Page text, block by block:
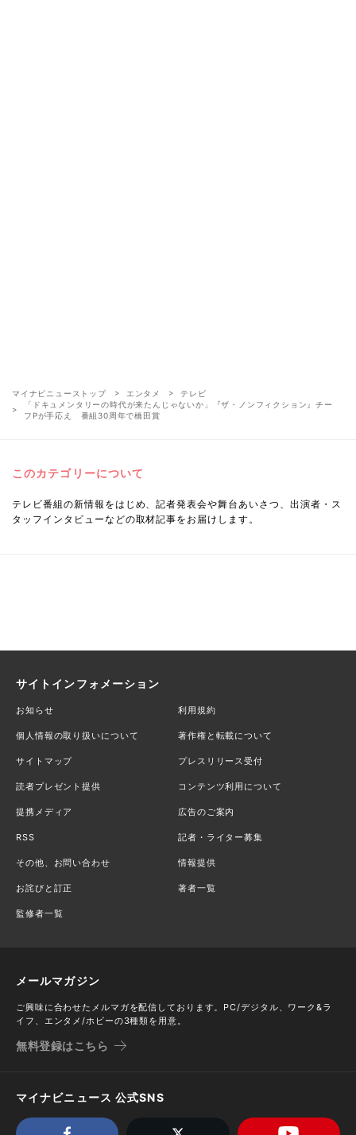
マイナビニューストップ エンタメ
テレビ
「ドキュメンタリーの時代が来たんじゃないか」『ザ・ノンフィクション』チー
フPが手応え 番組30周年で橋田賞
このカテゴリーについて
テレビ番組の新情報をはじめ、記者発表会や舞台あいさつ、出演者・ス
タッフインタビューなどの取材記事をお届けします。
サイトインフォメーション
お知らせ 利用規約
個人情報の取り扱いについて 著作権と転載について
サイトマップ プレスリリース受付
読者プレゼント提供 コンテンツ利用について
提携メディア 広告のご案内
RSS 記者・ライター募集
その他、お問い合わせ 情報提供
お詫びと訂正 著者一覧
監修者一覧
メールマガジン
ご興味に合わせたメルマガを配信しております。PC/デジタル、ワーク&ラ
イフ、エンタメ/ホビーの3種類を用意。
無料登録はこちら
マイナビニュース 公式SNS